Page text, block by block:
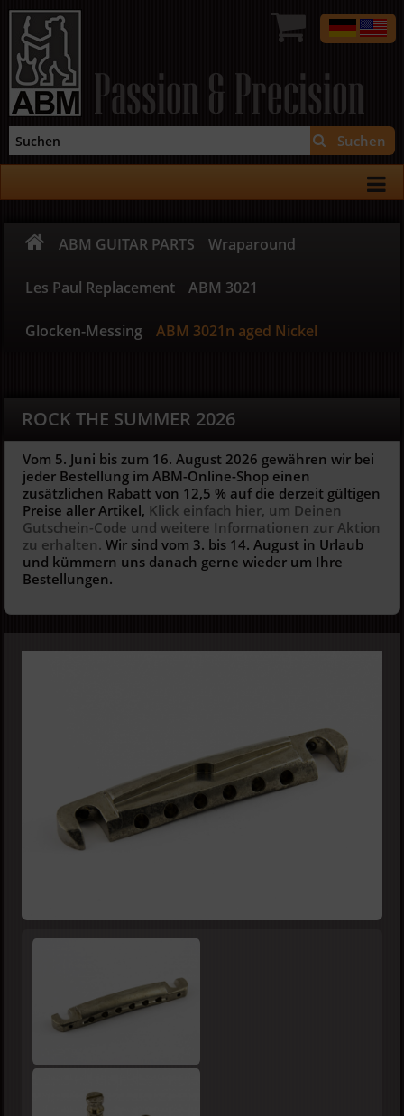
Passion & Precision
Suchen
ABM GUITAR PARTS Wraparound
Les Paul Replacement ABM 3021
Glocken-Messing ABM 3021n aged Nickel
ROCK THE SUMMER 2026
Vom 5. Juni bis zum 16. August 2026 gewähren wir bei
jeder Bestellung im ABM-Online-Shop einen
zusätzlichen Rabatt von 12,5 % auf die derzeit gültigen
Preise aller Artikel, Klick einfach hier, um Deinen
Gutschein-Code und weitere Informationen zur Aktion
zu erhalten. Wir sind vom 3. bis 14. August in Urlaub
und kümmern uns danach gerne wieder um Ihre
Bestellungen.